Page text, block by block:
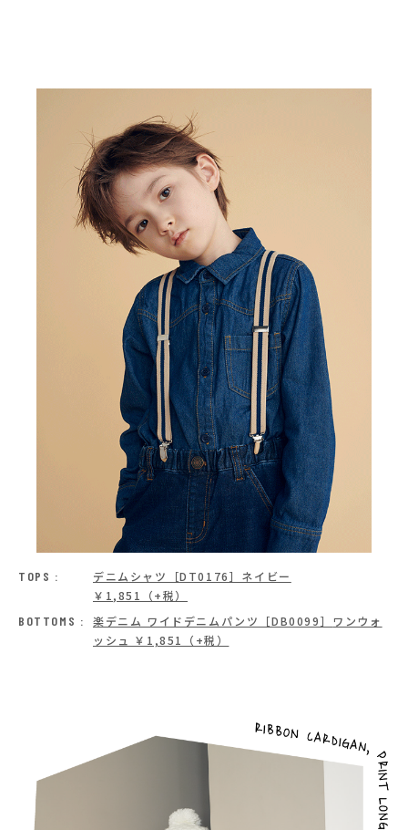
TOPS :
デニムシャツ［DT0176］ネイビー
￥1,851（+税）
BOTTOMS :
楽デニム ワイドデニムパンツ［DB0099］ ワンウォ
ッシュ ￥1,851（+税）